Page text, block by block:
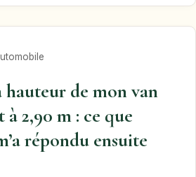
hauteur de mon van
à 2,90 m : ce que
répondu ensuite